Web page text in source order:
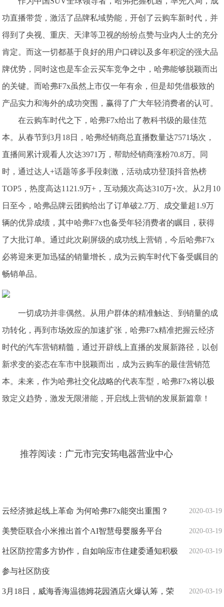
功直播带货，激活了品牌私域势能，开创了云购车新时代，并
得到了央视、重庆、天津等卫视的纷纷点赞与业内人士的充分
肯定。而这一切都基于良好的用户口碑以及多年积淀的强大品
牌优势，同时这也是车企云买车竞争之中，哈弗能够脱颖而出
的关键。而哈弗F7x虽然上市仅一年有余，但是却凭借极致的
产品实力和海外的成功突围，赢得了广大年轻消费者的认可。
在云购车时代之下，哈弗F7x给出了教科书级的最佳范
本。从春节到3月18日，哈弗经销商总直播数量达7571场次，
直播间累计观看人次达3971万，帮助经销商涨粉70.8万。同
时，通过达人+话题等多手段刺激，活动成功登顶抖音热榜
TOP5，热度高达1121.9万+，互动频次高达310万+次。从2月10
日至今，哈弗品牌云团购给出了订单破2.7万、成交量超1.9万
辆的优异成绩，其中哈弗F7x也备受年轻消费者的瞩目，获得
了大批订单。通过此次刷屏级的成功线上营销，今后哈弗F7x
必将迎来更加迅猛的销量增长，成为云购车时代下备受瞩目的
畅销单品。
一切成功并非偶然。从用户群体的精准触达、到销量的成
功转化，再到市场效应的加速扩张，哈弗F7x精准把握云经济
时代的汽车营销精髓，通过开辟线上直播的发展新路径，以创
新求变的姿态在车市中脱颖而出，成为云购车的最佳营销范
本。未来，作为哈弗社交化战略的代表车型，哈弗F7x将以极
致定义趋势，激发无限潜能，开启线上营销的发展新篇章！
推荐阅读： 广元市完安筠电器营业中心
2020-03-19
云经济掀起线上革命 为何哈弗F7x能突出重围？
2020-03-19
美赞臣联合小米推出首个AI智慧母婴服务平台
2020-03-19
社区防控需多方协作，自如响应市住建委通知积极
参与社区防疫
2020-03-19
3月18日，威海香海温德姆花园酒店火爆认筹，荣